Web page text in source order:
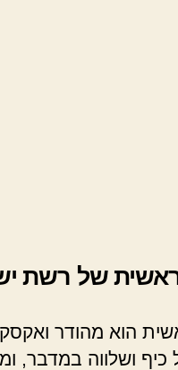
של רשת
הוא מהודר
כיף ושלווה במדבר,